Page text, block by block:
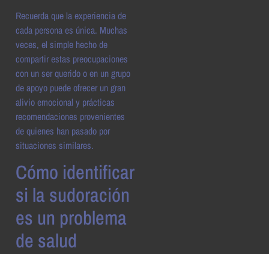
Recuerda que la experiencia de
cada persona es única. Muchas
veces, el simple hecho de
compartir estas preocupaciones
con un ser querido o en un grupo
de apoyo puede ofrecer un gran
alivio emocional y prácticas
recomendaciones provenientes
de quienes han pasado por
situaciones similares.
Cómo identificar
si la sudoración
es un problema
de salud